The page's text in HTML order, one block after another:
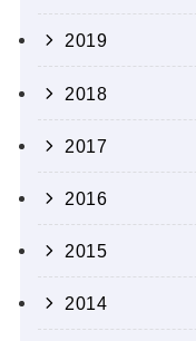
2019
2018
2017
2016
2015
2014